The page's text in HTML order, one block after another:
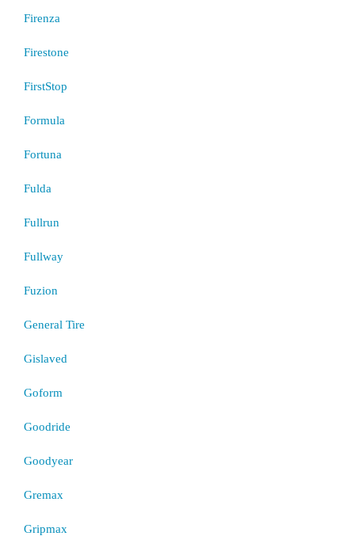
Firenza
Firestone
FirstStop
Formula
Fortuna
Fulda
Fullrun
Fullway
Fuzion
General Tire
Gislaved
Goform
Goodride
Goodyear
Gremax
Gripmax